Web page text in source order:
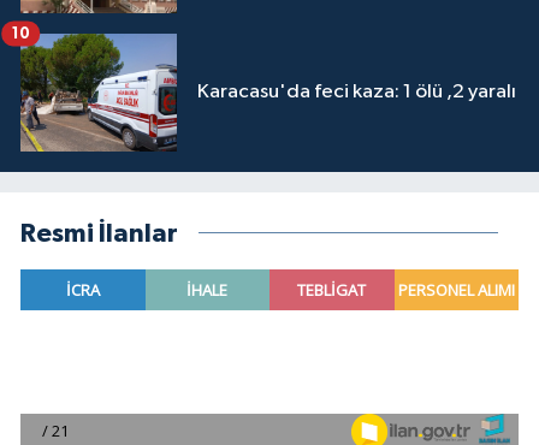
Karacasu'da feci kaza: 1 ölü ,2 yaralı
10
Resmi İlanlar